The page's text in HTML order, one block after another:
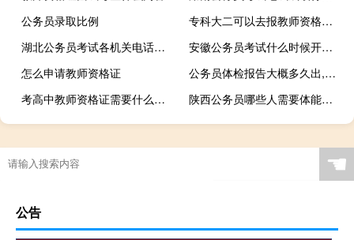
公务员录取比例
专科大二可以去报教师资格考试吗
湖北公务员考试各机关电话是多少呢
安徽公务员考试什么时候开始报名
怎么申请教师资格证
公务员体检报告大概多久出,以什么方式
考高中教师资格证需要什么条件
陕西公务员哪些人需要体能测试
☚
公告